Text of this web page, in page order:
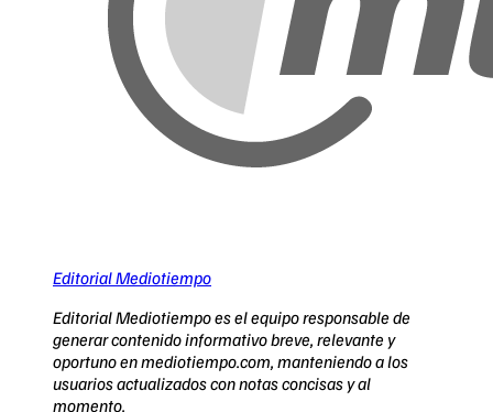
Editorial Mediotiempo
Editorial Mediotiempo es el equipo responsable de
generar contenido informativo breve, relevante y
oportuno en mediotiempo.com, manteniendo a los
usuarios actualizados con notas concisas y al
momento.